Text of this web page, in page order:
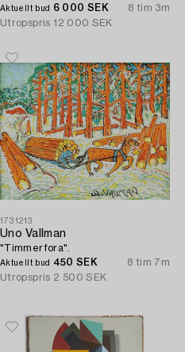
Stockholm, 1962.
Aktuellt bud 6 000 SEK
8 tim 3m
Utropspris 12 000 SEK
1731213
Uno Vallman
"Timmerfora".
Aktuellt bud 450 SEK
8 tim 7m
Utropspris 2 500 SEK